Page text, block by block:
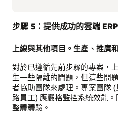
步驟 5：提供成功的雲端
上線與其他項目。生產、推廣
對於已遵循先前步驟的專案，
生一些隔離的問題，但這些問
者協助團隊來處理。專案團隊
路員工) 應嚴格監控系統效能
整體體驗。